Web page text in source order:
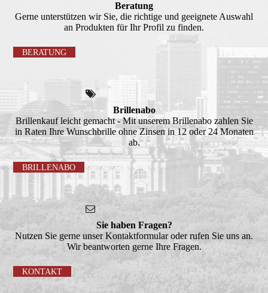
Beratung
Gerne unterstützen wir Sie, die richtige und geeignete Auswahl
an Produkten für Ihr Profil zu finden.
BERATUNG
Brillenabo
Brillenkauf leicht gemacht - Mit unserem Brillenabo zahlen Sie
in Raten Ihre Wunschbrille ohne Zinsen in 12 oder 24 Monaten
ab.
BRILLENABO
Sie haben Fragen?
Nutzen Sie gerne unser Kontaktformular oder rufen Sie uns an.
Wir beantworten gerne Ihre Fragen.
KONTAKT